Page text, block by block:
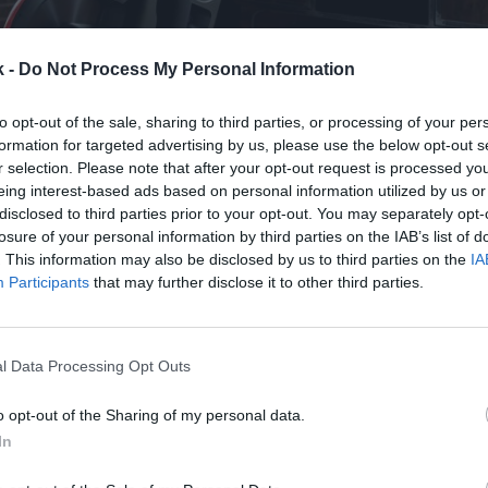
- Do Not Process My Personal Information
opt-out of the sale, sharing to third parties, or processing of your
for targeted advertising by us, please use the below opt-out
selection. Please note that after your opt-out request is processed
interest-based ads based on personal information utilized by us
to third parties prior to your opt-out. You may separately
of your personal information by third parties on the IAB’s list of
This information may also be disclosed by us to third parties on the
Participants that may further disclose it to other third parties.
Data Processing Opt Outs
opt-out of the Sharing of my personal data.
26 de julio de 2023
Guardar Me gusta
en la cúpula de uno de los principales
Life Fitness ha anunciado el fichaje
de Timberland, Jim Pisani, que ocupará el
pasará a ejercer como asesor principal del
más de tres décadas de experiencia ocupando
en departamentos de marketing y
como The Kraft Heinz y PepsiCo antes de